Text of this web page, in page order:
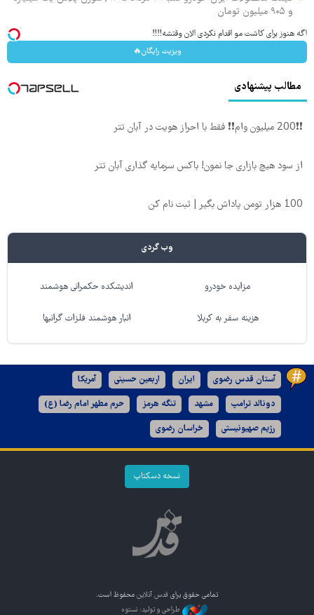
و ۹۰۵ میلیون تومان
اگه هنوز برای کاشت مو اقدام نکردی الان وقتشه‼️‼️
ویزیت رایگان🔥
مطالب پیشنهادی
❗❗200 میلیون وام❗❗ فقط با احراز هویت در آبان تتر
از سود هیچ بازاری جا نمون! باکس سرمایه گذاری آبان تتر
100 هزار تومن پاداش بگیر | ثبت نام کن
وب گردی
مزایده خودرو اندیشکده حکمرانی هوشمند
هزینه سفر به کربلا انبار هوشمند فلزات گرانبها
آستان قدس رضوی ایران اربعین حسینی آمریکا
دونالد ترامپ مشهد تنگه هرمز حرم مطهر امام رضا (ع)
رژیم صهیونیستی خراسان رضوی
نسخه دسکتاپ
تمامی حقوق برای قدس آنلاین محفوظ است.
طراحی و تولید: نستوه